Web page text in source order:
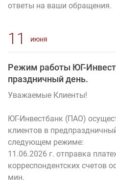
ответы на ваши обращения.
11 июня
Режим работы ЮГ-
праздничный день.
Уважаемые Клиенты!
ЮГ-Инвестбанк (ПАО)
клиентов в
следующем режиме:
11.06.2026 г. отправка
корреспондентских счетов
мин.